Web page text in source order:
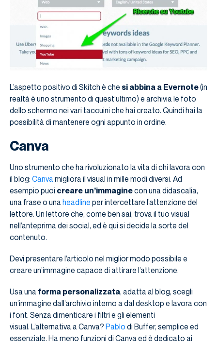
L’aspetto positivo di Skitch è che si abbina a Evernote(in
realtà è uno strumento di quest’ultimo) e archivia le foto
dello schermo nei vari taccuini che hai creato. Quindi hai la
possibilità di mantenere ogni appunto in ordine.
Canva
Uno strumento che ha rivoluzionato la vita di chi lavora con
il blog: Canvamigliora il visual in mille modi diversi. Ad
esempio puoi creare un’immaginecon una didascalia,
una frase o unaheadline per intercettare l’attenzione del
lettore. Un lettore che, come ben sai, trova il tuo visual
nell’anteprima dei social, ed è qui si decide la sorte del
contenuto.
Devi presentare l’articolo nel miglior modo possibile e
creare un’immagine capace di attirare l’attenzione.
Usa una forma personalizzata, adatta al blog, scegli
un’immagine dall’archivio interno a dal desktop e lavora con
i font. Senza dimenticare i filtri e gli elementi
visual. L’alternativa a Canva? Pablo di Buffer, semplice ed
essenziale. Ha meno funzioni di Canva ed è dedicato ai